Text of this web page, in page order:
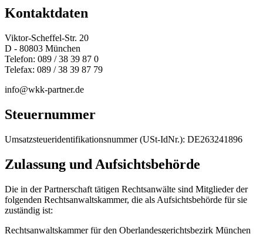
Kontaktdaten
Viktor-Scheffel-Str. 20
D - 80803 München
Telefon: 089 / 38 39 87 0
Telefax: 089 / 38 39 87 79
info@wkk-partner.de
Steuernummer
Umsatzsteueridentifikationsnummer (USt-IdNr.): DE263241896
Zulassung und Aufsichtsbehörde
Die in der Partnerschaft tätigen Rechtsanwälte sind Mitglieder der
folgenden Rechtsanwaltskammer, die als Aufsichtsbehörde für sie
zuständig ist:
Rechtsanwaltskammer für den Oberlandesgerichtsbezirk München